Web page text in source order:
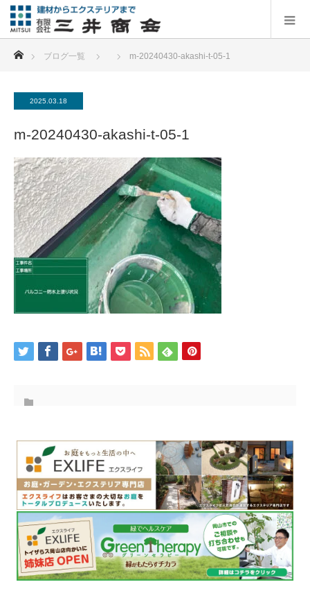
ブログ一覧 m-20240430-akashi-t-05-1
2025.03.18
m-20240430-akashi-t-05-1